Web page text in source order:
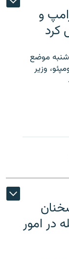
و
کرد
موضع
وزیر
در امور